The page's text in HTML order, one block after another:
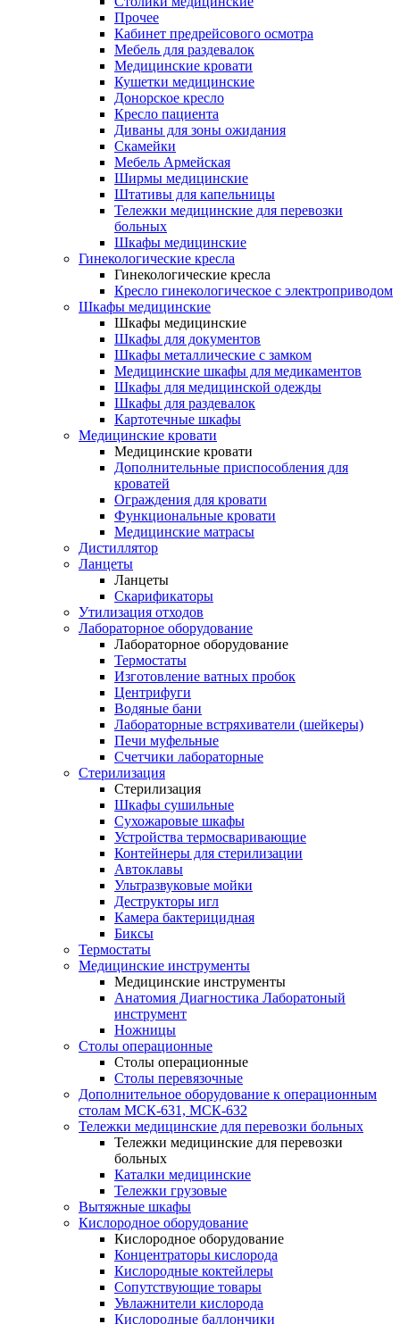
Прочее
Кабинет предрейсового осмотра
Мебель для раздевалок
Медицинские кровати
Кушетки медицинские
Донорское кресло
Кресло пациента
Диваны для зоны ожидания
Скамейки
Мебель Армейская
Ширмы медицинские
Штативы для капельницы
Тележки медицинские для перевозки
больных
Шкафы медицинские
Гинекологические кресла
Гинекологические кресла
Кресло гинекологическое с электроприводом
Шкафы медицинские
Шкафы медицинские
Шкафы для документов
Шкафы металлические с замком
Медицинские шкафы для медикаментов
Шкафы для медицинской одежды
Шкафы для раздевалок
Картотечные шкафы
Медицинские кровати
Медицинские кровати
Дополнительные приспособления для
кроватей
Ограждения для кровати
Функциональные кровати
Медицинские матрасы
Дистиллятор
Ланцеты
Ланцеты
Скарификаторы
Утилизация отходов
Лабораторное оборудование
Лабораторное оборудование
Термостаты
Изготовление ватных пробок
Центрифуги
Водяные бани
Лабораторные встряхиватели (шейкеры)
Печи муфельные
Счетчики лабораторные
Стерилизация
Стерилизация
Шкафы сушильные
Сухожаровые шкафы
Устройства термосваривающие
Контейнеры для стерилизации
Автоклавы
Ультразвуковые мойки
Деструкторы игл
Камера бактерицидная
Биксы
Термостаты
Медицинские инструменты
Медицинские инструменты
Анатомия Диагностика Лаборатоный
инструмент
Ножницы
Столы операционные
Столы операционные
Столы перевязочные
Дополнительное оборудование к операционным
столам МСК-631, МСК-632
Тележки медицинские для перевозки больных
Тележки медицинские для перевозки
больных
Каталки медицинские
Тележки грузовые
Вытяжные шкафы
Кислородное оборудование
Кислородное оборудование
Концентраторы кислорода
Кислородные коктейлеры
Сопутствующие товары
Увлажнители кислорода
Кислородные баллончики